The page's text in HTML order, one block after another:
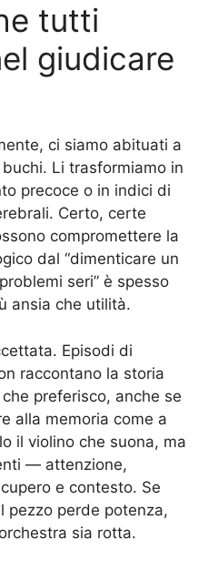
tutti
giudicare
ci siamo abituati a
Li trasformiamo in
precoce o in indici di
Certo, certe
compromettere la
dal “dimenticare un
seri” è spesso
ansia che utilità.
Episodi di
raccontano la storia
preferisco, anche se
alla memoria come a
il violino che suona, ma
— attenzione,
e contesto. Se
pezzo perde potenza,
sia rotta.